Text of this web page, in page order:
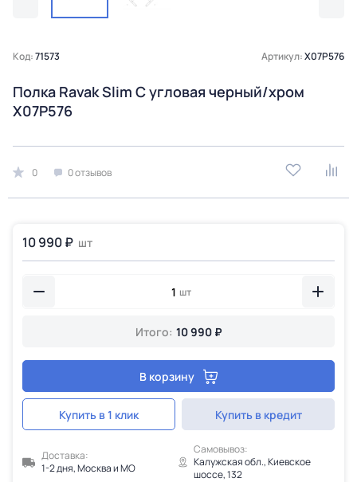
Код:71573 Артикул:X07P576
Полка Ravak Slim C угловая черный/хром
X07P576
0 0 отзывов
10 990 ₽ шт
шт
Итого: 10 990 ₽
В корзину
Купить в 1 клик Купить в кредит
Доставка:
1-2 дня, Москва и МО
Самовывоз:
Калужская обл., Киевское
шоссе, 132